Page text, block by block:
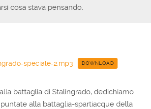
cosa stava pensando.
speciale-2.mp3 DOWNLOAD
battaglia di Stalingrado, dedichiamo
alla battaglia-spartiacque della